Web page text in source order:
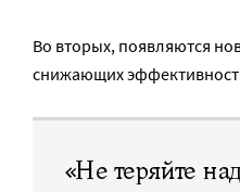
Во вторых, появляются
снижающих
«Не теряйте